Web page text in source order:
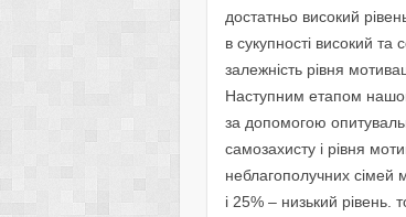
достатньо високий
в сукупностi високий
залежнiсть рiвня
Наступним етапом
за допомогою
самозахисту i рiвня
неблагополучних сiмей
i 25% – низький рiвень.